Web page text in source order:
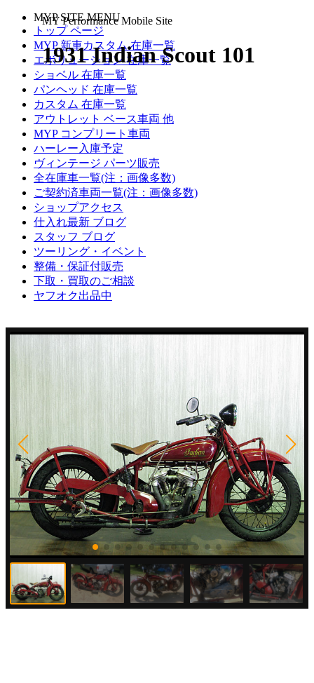
MYP SITE MENU
トップ ページ
MYP 新車カスタム 在庫一覧
エボリューション 在庫一覧
ショベル 在庫一覧
パンヘッド 在庫一覧
カスタム 在庫一覧
アウトレット ベース車両 他
MYP コンプリート車両
ハーレー入庫予定
ヴィンテージ パーツ販売
全在庫車一覧(注：画像多数)
ご契約済車両一覧(注：画像多数)
ショップアクセス
仕入れ最新 ブログ
スタッフ ブログ
ツーリング・イベント
整備・保証付販売
下取・買取のご相談
ヤフオク出品中
MY Performance Mobile Site
1931 Indian Scout 101